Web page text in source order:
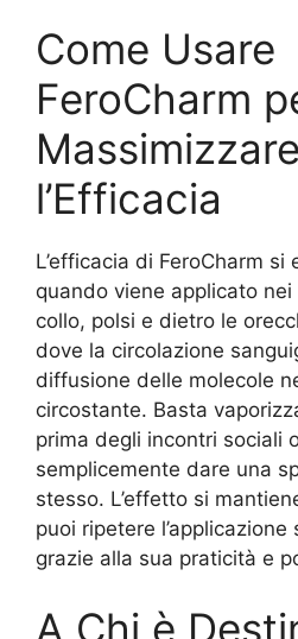
Come Usare
FeroCharm
Massimizzare
l’Efficacia
L’efficacia di FeroCharm si
quando viene applicato
collo, polsi e dietro le
dove la circolazione
diffusione delle molecole
circostante. Basta
prima degli incontri sociali
semplicemente dare una
stesso. L’effetto si
puoi ripetere
grazie alla sua praticità e
A Chi è